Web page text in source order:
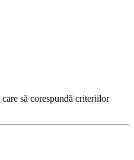
să corespundă criteriilor